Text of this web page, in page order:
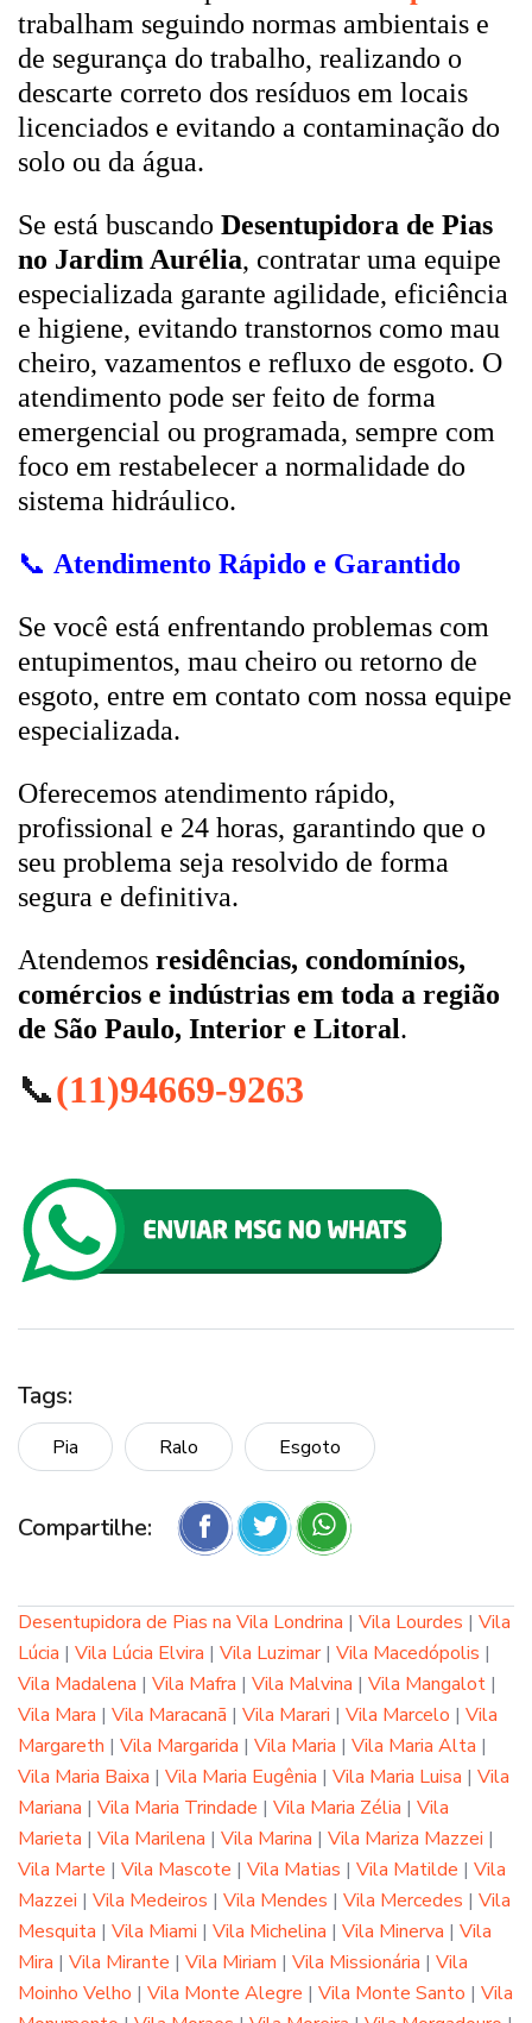
trabalham seguindo normas ambientais e
de segurança do trabalho, realizando o
descarte correto dos resíduos em locais
licenciados e evitando a contaminação do
solo ou da água.
Se está buscando Desentupidora de Pias
no Jardim Aurélia, contratar uma equipe
especializada garante agilidade, eficiência
e higiene, evitando transtornos como mau
cheiro, vazamentos e refluxo de esgoto. O
atendimento pode ser feito de forma
emergencial ou programada, sempre com
foco em restabelecer a normalidade do
sistema hidráulico.
📞 Atendimento Rápido e Garantido
Se você está enfrentando problemas com
entupimentos, mau cheiro ou retorno de
esgoto, entre em contato com nossa equipe
especializada.
Oferecemos atendimento rápido,
profissional e 24 horas, garantindo que o
seu problema seja resolvido de forma
segura e definitiva.
Atendemos residências, condomínios,
comércios e indústrias em toda a região
de São Paulo, Interior e Litoral.
📞(11)94669-9263
Tags:
Pia Ralo Esgoto
Compartilhe:
Desentupidora de Pias na Vila Londrina | Vila Lourdes | Vila
Lúcia | Vila Lúcia Elvira | Vila Luzimar| Vila Macedópolis |
Vila Madalena | Vila Mafra | Vila Malvina | Vila Mangalot |
Vila Mara | Vila Maracanã | Vila Marari | Vila Marcelo | Vila
Margareth | Vila Margarida | Vila Maria | Vila Maria Alta |
Vila Maria Baixa | Vila Maria Eugênia | Vila Maria Luisa | Vila
Mariana | Vila Maria Trindade | Vila Maria Zélia | Vila
Marieta | Vila Marilena | Vila Marina | Vila Mariza Mazzei |
Vila Marte | Vila Mascote | Vila Matias | Vila Matilde | Vila
Mazzei | Vila Medeiros | Vila Mendes | Vila Mercedes | Vila
Mesquita | Vila Miami | Vila Michelina | Vila Minerva | Vila
Mira | Vila Mirante | Vila Miriam | Vila Missionária | Vila
Moinho Velho | Vila Monte Alegre | Vila Monte Santo | Vila